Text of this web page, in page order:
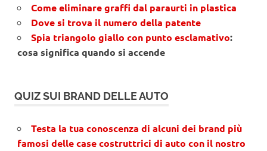
Come eliminare graffi dal paraurti in plastica
Dove si trova il numero della patente
Spia triangolo giallo con punto esclamativo:
cosa significa quando si accende
QUIZ SUI BRAND DELLE AUTO
Testa la tua conoscenza di alcuni dei brand più
famosi delle case costruttrici di auto con il nostro